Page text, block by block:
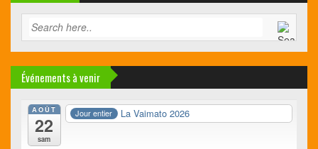
Événements à venir
AOÛT
22
sam
Jour entier La Vaimato 2026